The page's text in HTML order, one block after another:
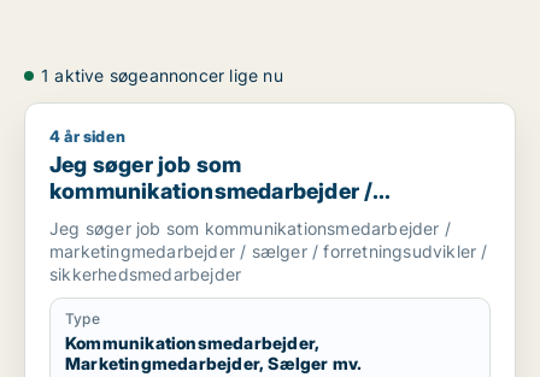
1 aktive søgeannoncer lige nu
Jeg søger job som kommunikationsmedarbejder /
4 år siden
Jeg søger job som
kommunikationsmedarbejder /
marketingmedarbejder / sælger /
forretningsudvikler /
sikkerhedsmedarbejder
Jeg søger job som kommunikationsmedarbejder /
marketingmedarbejder / sælger / forretningsudvikler /
sikkerhedsmedarbejder
Type
Kommunikationsmedarbejder,
Marketingmedarbejder, Sælger mv.